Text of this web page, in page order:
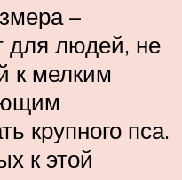
–
для людей, не
к мелким
крупного пса.
к этой